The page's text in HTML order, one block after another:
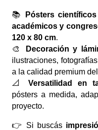
📚 Pósters científicos
académicos y
120 x 80 cm.
🎨
Decoración y
ilustraciones,
a la calidad premium
📐Versatilidad en
pósters a medida,
proyecto.
👉 Si buscás